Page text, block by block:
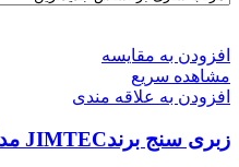
افزودن به مقایسه
مشاهده سریع
افزودن به علاقه مندی
زبری سنج برندJIMTEC مدلJITAI8102 Plus